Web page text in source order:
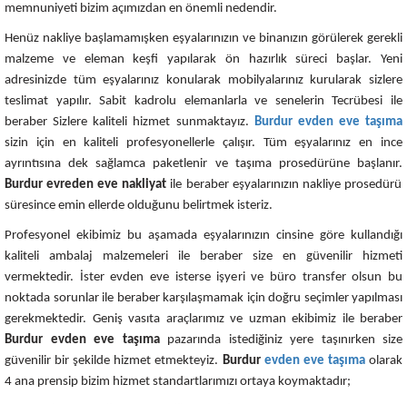
memnuniyeti bizim açımızdan en önemli nedendir.
Henüz nakliye başlamamışken eşyalarınızın ve binanızın görülerek gerekli
malzeme ve eleman keşfi yapılarak ön hazırlık süreci başlar. Yeni
adresinizde tüm eşyalarınız konularak mobilyalarınız kurularak sizlere
teslimat yapılır. Sabit kadrolu elemanlarla ve senelerin Tecrübesi ile
beraber Sizlere kaliteli hizmet sunmaktayız. Burdur evden eve taşıma
sizin için en kaliteli profesyonellerle çalışır. Tüm eşyalarınız en ince
ayrıntısına dek sağlamca paketlenir ve taşıma prosedürüne başlanır.
Burdur evreden eve nakliyat ile beraber eşyalarınızın nakliye prosedürü
süresince emin ellerde olduğunu belirtmek isteriz.
Profesyonel ekibimiz bu aşamada eşyalarınızın cinsine göre kullandığı
kaliteli ambalaj malzemeleri ile beraber size en güvenilir hizmeti
vermektedir. İster evden eve isterse işyeri ve büro transfer olsun bu
noktada sorunlar ile beraber karşılaşmamak için doğru seçimler yapılması
gerekmektedir. Geniş vasıta araçlarımız ve uzman ekibimiz ile beraber
Burdur evden eve taşımapazarında istediğiniz yere taşınırken size
güvenilir bir şekilde hizmet etmekteyiz. Burdur evden eve taşımaolarak
4 ana prensip bizim hizmet standartlarımızı ortaya koymaktadır;